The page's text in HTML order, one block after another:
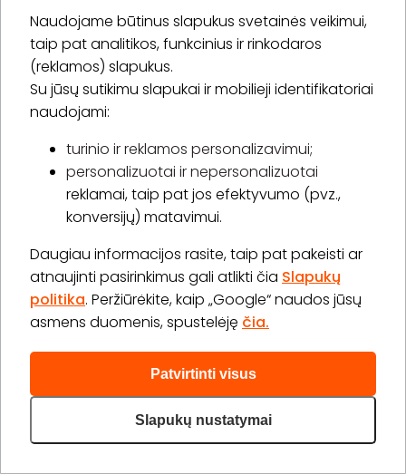
Naudojame būtinus slapukus svetainės veikimui,
taip pat analitikos, funkcinius ir rinkodaros
(reklamos) slapukus.
Su jūsų sutikimu slapukai ir mobilieji identifikatoriai
naudojami:
turinio ir reklamos personalizavimui;
personalizuotai ir nepersonalizuotai
reklamai, taip pat jos efektyvumo (pvz.,
konversijų) matavimui.
Daugiau informacijos rasite, taip pat pakeisti ar
atnaujinti pasirinkimus gali atlikti čia Slapukų
politika. Peržiūrėkite, kaip „Google“ naudos jūsų
asmens duomenis, spustelėję čia.
Patvirtinti visus
Slapukų nustatymai
Depiliacija (bikini + kojos + pažastys)
1 val.
1 asm.
Laiko rezervavimas
30,00 €
Apie paslaugą
Kojų depiliacija
Laiko rezervavimas
15,00 €
Apie paslaugą Pirkti
Daugiau (9)>